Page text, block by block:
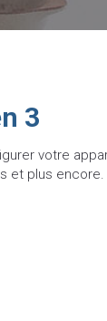
3
votre
et plus encore.